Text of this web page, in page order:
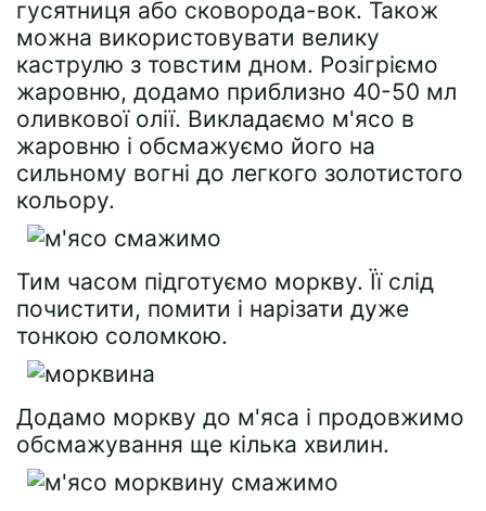
гусятниця або сковорода-вок. Також
можна використовувати велику
каструлю з товстим дном. Розігріємо
жаровню, додамо приблизно 40-50 мл
оливкової олії. Викладаємо м'ясо в
жаровню і обсмажуємо його на
сильному вогні до легкого золотистого
кольору.
Тим часом підготуємо моркву. Її слід
почистити, помити і нарізати дуже
тонкою соломкою.
Додамо моркву до м'яса і продовжимо
обсмажування ще кілька хвилин.